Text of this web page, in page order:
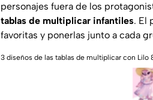
personajes fuera de los
tablas de multiplicar infantiles. El
favoritas y ponerlas junto a cada
3 diseños de las tablas de multiplicar con Lilo